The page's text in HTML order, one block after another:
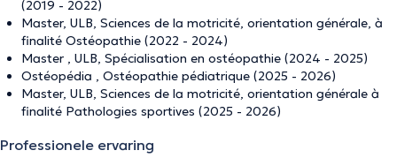
(2019 - 2022)
Master, ULB, Sciences de la motricité, orientation générale, à
finalité Ostéopathie (2022 - 2024)
Master , ULB, Spécialisation en ostéopathie (2024 - 2025)
Ostéopédia , Ostéopathie pédiatrique (2025 - 2026)
Master, ULB, Sciences de la motricité, orientation générale à
finalité Pathologies sportives (2025 - 2026)
Professionele ervaring